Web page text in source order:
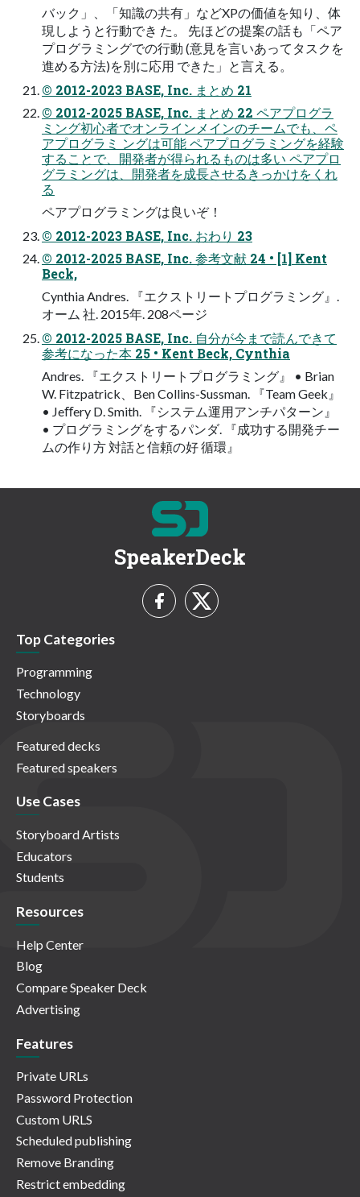
バック」、「知識の共有」などXPの価値を知り、体
現しようと行動でき た。 先ほどの提案の話も「ペア
プログラミングでの行動 (意見を言いあってタスクを
進める方法)を別に応用 できた」と言える。
© 2012-2023 BASE, Inc. まとめ 21
© 2012-2025 BASE, Inc. まとめ 22 ペアプログラ
ミング初心者でオンラインメインのチームでも、ペ
アプログラミ ングは可能 ペアプログラミングを経験
することで、開発者が得られるものは多い ペアプロ
グラミングは、開発者を成長させるきっかけをくれ
る
ペアプログラミングは良いぞ！
© 2012-2023 BASE, Inc. おわり 23
© 2012-2025 BASE, Inc. 参考文献 24 • [1] Kent
Beck,
Cynthia Andres. 『エクストリートプログラミング』.
オーム 社. 2015年. 208ページ
© 2012-2025 BASE, Inc. 自分が今まで読んできて
参考になった本 25 • Kent Beck, Cynthia
Andres. 『エクストリートプログラミング』 • Brian
W. Fitzpatrick、Ben Collins-Sussman. 『Team Geek』
• Jeﬀery D. Smith. 『システム運用アンチパターン』
• プログラミングをするパンダ. 『成功する開発チー
ムの作り方 対話と信頼の好 循環』
SpeakerDeck
Top Categories
Programming
Technology
Storyboards
Featured decks
Featured speakers
Use Cases
Storyboard Artists
Educators
Students
Resources
Help Center
Blog
Compare Speaker Deck
Advertising
Features
Private URLs
Password Protection
Custom URLS
Scheduled publishing
Remove Branding
Restrict embedding